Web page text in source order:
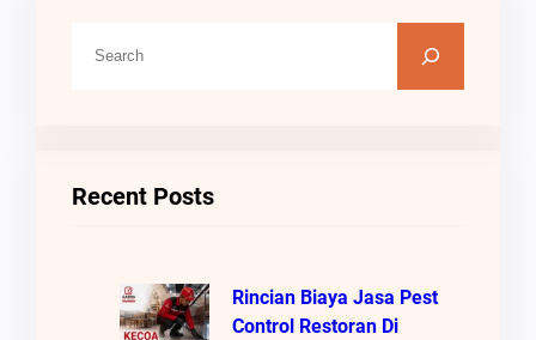
Recent Posts
Rincian Biaya Jasa Pest
Control Restoran Di